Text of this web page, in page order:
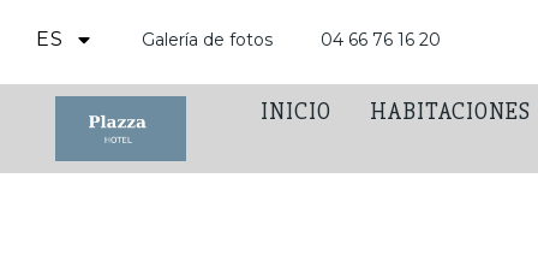
ES Galería de fotos 04 66 76 16 20
INICIO HABITACIONES